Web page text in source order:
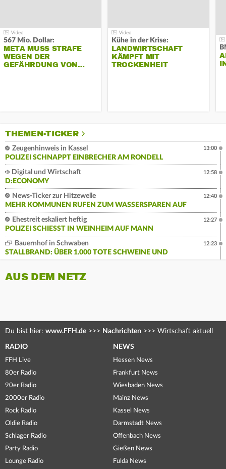
567 Mio. Dollar:
META MUSS STRAFE
WEGEN DER
GEFÄHRDUNG VON…
Kühe in der Krise:
LANDWIRTSCHAFT
KÄMPFT MIT
TROCKENHEIT
THEMEN-TICKER
Zeugenhinweis in Kassel
POLIZEI SCHNAPPT EINBRECHER AM RONDELL
13:00
Digital und Wirtschaft
D:ECONOMY
12:58
News-Ticker zur Hitzewelle
MEHR KOMMUNEN RUFEN ZUM WASSERSPAREN AUF
12:40
Ehestreit eskaliert heftig
POLIZEI SCHIESST IN WEINHEIM AUF MANN
12:27
Bauernhof in Schwaben
STALLBRAND: ÜBER 1.000 TOTE SCHWEINE UND
12:23
AUS DEM NETZ
Du bist hier: www.FFH.de >>> Nachrichten >>> Wirtschaft aktuell
RADIO
FFH Live
80er Radio
90er Radio
2000er Radio
Rock Radio
Oldie Radio
Schlager Radio
Party Radio
Lounge Radio
NEWS
Hessen News
Frankfurt News
Wiesbaden News
Mainz News
Kassel News
Darmstadt News
Offenbach News
Gießen News
Fulda News